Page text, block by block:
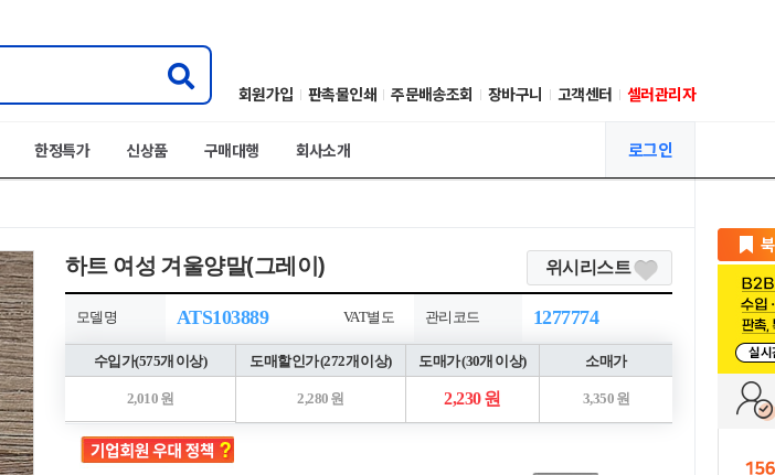
회원가입 판촉물인쇄 주문배송조회 장바구니 고객센터 셀러관리자
한정특가 신상품 구매대행 회사소개 로그인
하트 여성 겨울양말(그레이) 위시리스트
모델명 ATS103889 VAT별도 관리코드 1277774
수입가(575개 이상) 도매할인가 (272개 이상) 도매가 (30개 이상) 소매가
2,010 원 2,280 원 2,230 원 3,350 원